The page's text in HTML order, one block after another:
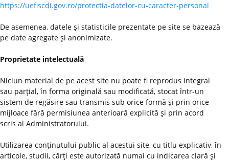
https://uefiscdi.gov.ro/protectia-datelor-cu-caracter-personal
De asemenea, datele şi statisticile prezentate pe site se bazează
pe date agregate şi anonimizate.
Proprietate intelectuală
Niciun material de pe acest site nu poate fi reprodus integral
sau parţial, în forma originală sau modificată, stocat într-un
sistem de regăsire sau transmis sub orice formă şi prin orice
mijloace fără permisiunea anterioară explicită şi prin acord
scris al Administratorului.
Utilizarea conţinutului public al acestui site, cu titlu explicativ, în
articole, studii, cărţi este autorizată numai cu indicarea clară şi